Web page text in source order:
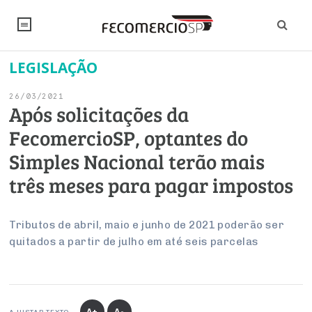
NOTÍCIAS
Editorial
Artigos
Institucional
Debates Fecomercio-SP
PROJETOS ESPECIAIS:
UM BRASIL
Economia
Pesquisas
Brasil
Internacional
Modernização do Estado
Inteligência Artificial
Legislação
Empresas
Reforma Tributária
Varejo
Sustentabilidade
SINDICATOS
PESQUISAS
FALE CONOSCO
Sobre
CONSELHOS
Conselho de Emprego e Relações do Trabalho
EMPRESAS
LEGISLAÇÃO
26/03/2021
Após solicitações da
FecomercioSP, optantes do
Simples Nacional terão mais
três meses para pagar impostos
Tributos de abril, maio e junho de 2021 poderão ser
quitados a partir de julho em até seis parcelas